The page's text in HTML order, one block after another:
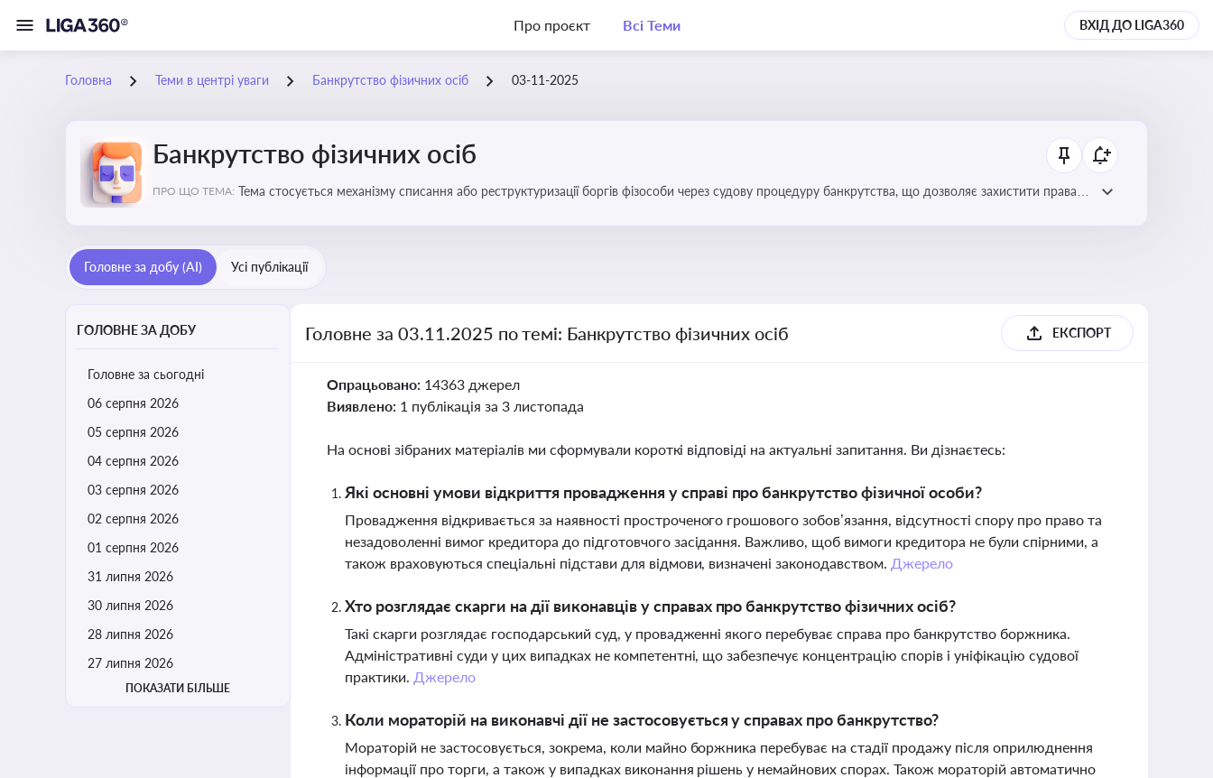
Про проєкт Всі Теми ВХІД ДО LIGA360
Головна Теми в центрі уваги Банкрутство фізичних осіб 03-11-2025
Банкрутство фізичних осіб
ПРО ЩО ТЕМА: Тема стосується механізму списання або реструктуризації боргів фізособи через судову процедуру банкрутства, що дозволяє захистити права
Головне за добу (AI) Усі публікації
ГОЛОВНЕ ЗА ДОБУ
Головне за сьогодні
06 серпня 2026
05 серпня 2026
04 серпня 2026
03 серпня 2026
02 серпня 2026
01 серпня 2026
31 липня 2026
30 липня 2026
28 липня 2026
27 липня 2026
ПОКАЗАТИ БІЛЬШЕ
Головне за 03.11.2025 по темі: Банкрутство фізичних осіб ЕКСПОРТ
Опрацьовано: 14363 джерел
Виявлено: 1 публікація за 3 листопада
На основі зібраних матеріалів ми сформували короткі відповіді на актуальні запитання. Ви дізнаєтесь:
Які основні умови відкриття провадження у справі про банкрутство фізичної особи?
Провадження відкривається за наявності простроченого грошового зобов’язання, відсутності спору про право та
незадоволенні вимог кредитора до підготовчого засідання. Важливо, щоб вимоги кредитора не були спірними, а
також враховуються спеціальні підстави для відмови, визначені законодавством. Джерело
Хто розглядає скарги на дії виконавців у справах про банкрутство фізичних осіб?
Такі скарги розглядає господарський суд, у провадженні якого перебуває справа про банкрутство боржника.
Адміністративні суди у цих випадках не компетентні, що забезпечує концентрацію спорів і уніфікацію судової
практики. Джерело
Коли мораторій на виконавчі дії не застосовується у справах про банкрутство?
Мораторій не застосовується, зокрема, коли майно боржника перебуває на стадії продажу після оприлюднення
інформації про торги, а також у випадках виконання рішень у немайнових спорах. Також мораторій автоматично